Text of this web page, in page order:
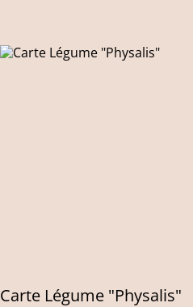
Carte Légume "Physalis"